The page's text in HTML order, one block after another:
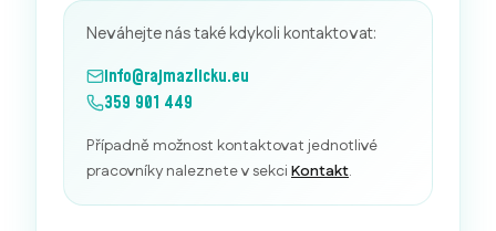
Neváhejte nás také kdykoli kontaktovat:
info@rajmazlicku.eu
359 901 449
Případně možnost kontaktovat jednotlivé
pracovníky naleznete v sekci Kontakt.